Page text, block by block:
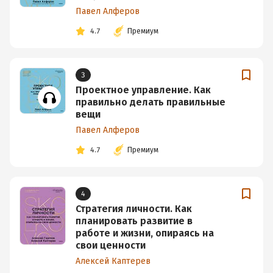
Павел Алферов
4.7 Премиум
3
Проектное управление. Как
правильно делать правильные
вещи
Павел Алферов
4.7 Премиум
4
Стратегия личности. Как
планировать развитие в
работе и жизни, опираясь на
свои ценности
Алексей Каптерев